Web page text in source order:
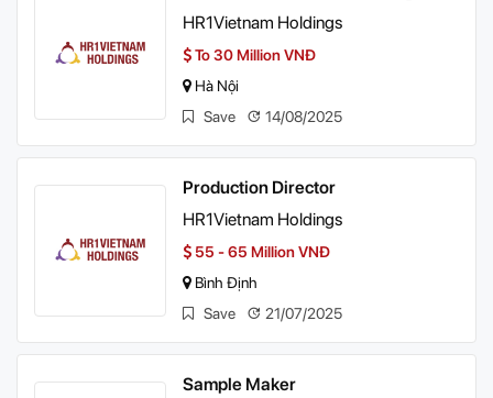
HR1Vietnam Holdings
To 30 Million VNĐ
Hà Nội
Save
14/08/2025
Production Director
HR1Vietnam Holdings
55 - 65 Million VNĐ
Bình Định
Save
21/07/2025
Sample Maker